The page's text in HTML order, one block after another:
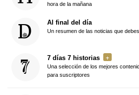
hora de la mañana
Al final del día
Un resumen de las noticias que
7 días 7 historias
Una selección de los mejores
para suscriptores